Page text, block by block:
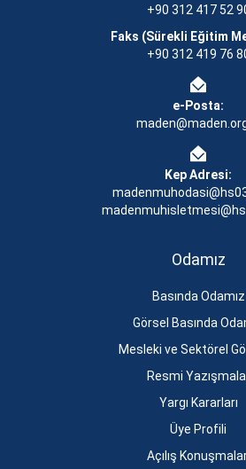
+90 312 417 52
Faks (Sürekli Eğitim
+90 312 419 76
e-Posta:
Kep Adresi:
Odamız
Basında Odamız
Görsel Basında
Mesleki ve Sektörel
Resmi
Yargı Kararları
Üye Profili
Açılış